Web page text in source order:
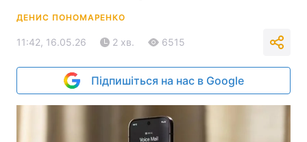
ДЕНИС ПОНОМАРЕНКО
11:42, 16.05.26 2 хв. 6515
Підпишіться на нас в Google